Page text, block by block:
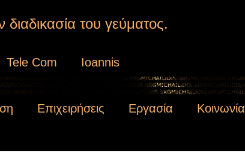
του γεύματος.
Tele Com Ioannis
Επιχειρήσεις Εργασία Κοινωνία